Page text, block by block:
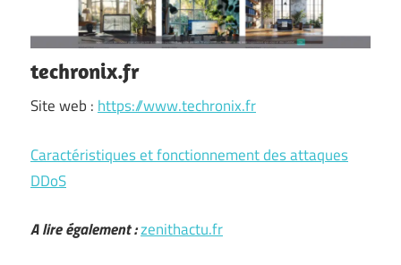
techronix.fr
Site web : https://www.techronix.fr
Caractéristiques et fonctionnement des attaques
DDoS
A lire également :zenithactu.fr